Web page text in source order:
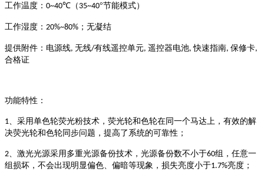
工作温度： 0~40℃（ 35~40°节能模式）
工作湿度： 20%~80% ；无凝结
提供附件：电源线, 无线/有线遥控单元, 遥控器电池,快速指南, 保修卡,
合格证
功能特性：
1 、采用单色轮荧光粉技术，荧光轮和色轮在同一个马达上，有效的解
决荧光轮和色轮同步问题，提高了系统的可靠性；
2 、激光光源采用多重光源备份技术，光源备份数不小于60组，任意一
组损坏，不会出现明显偏色、偏暗等现象，损失亮度小于1.7%亮度；